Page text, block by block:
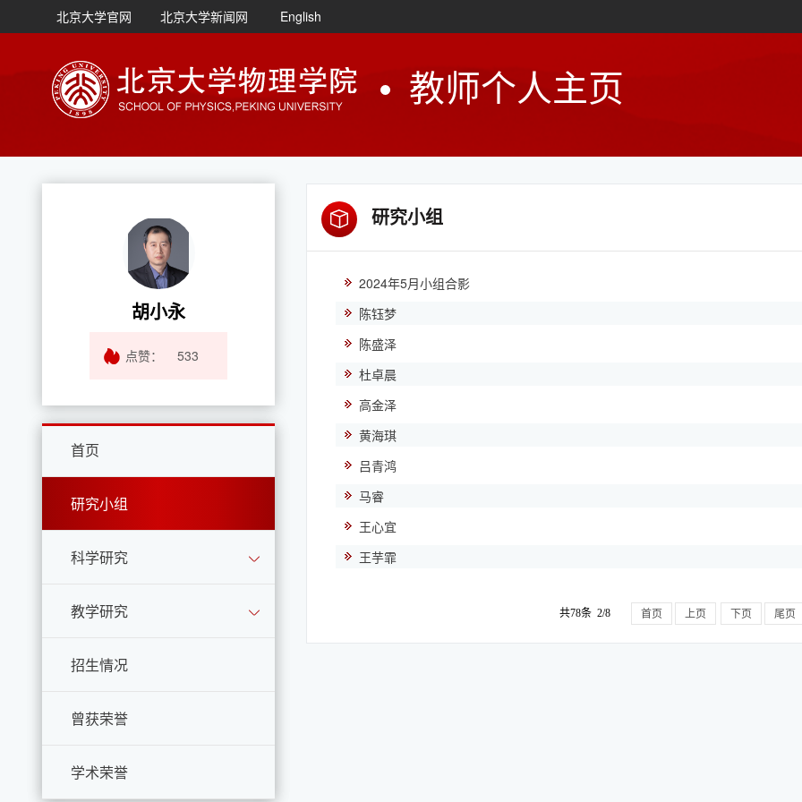
北京大学官网 北京大学新闻网 English
教师个人主页
胡小永
点赞： 533
首页
研究小组
科学研究
教学研究
招生情况
曾获荣誉
学术荣誉
研究小组
2024年5月小组合影
陈钰梦
陈盛泽
杜卓晨
高金泽
黄海琪
吕青鸿
马睿
王心宜
王芋霏
共78条 2/8 首页 上页 下页 尾页